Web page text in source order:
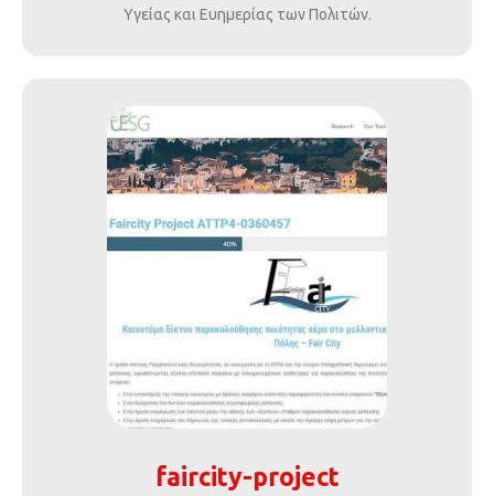
Υγείας και Ευημερίας των Πολιτών.
faircity-project